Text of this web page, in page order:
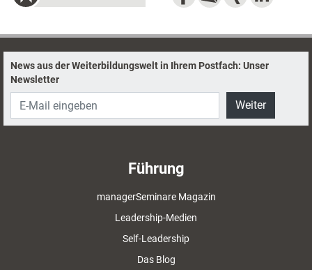
News aus der Weiterbildungswelt in Ihrem Postfach: Unser
Newsletter
Weiter
Führung
managerSeminare Magazin
Leadership-Medien
Self-Leadership
Das Blog